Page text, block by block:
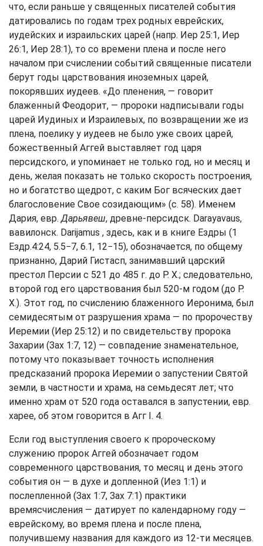
что, если раньше у священных писателей события
датировались по годам трех родных еврейских,
иудейских и израильских царей (напр. Иер 25:1, Иер
26:1, Иер 28:1), то со времени плена и после него
началом при счислении событий священные писатели
берут годы царствования иноземных царей,
покорявших иудеев. «До пленения, — говорит
блаженный Феодорит, — пророки надписывали годы
царей Иудиных и Израилевых, по возвращении же из
плена, поелику у иудеев не было уже своих царей,
божественный Аггей выставляет год царя
персидского, и упоминает не только год, но и месяц и
день, желая показать не только скорость построения,
но и богатство щедрот, с каким Бог всяческих дает
благословение Свое созидающим» (с. 58). Именем
Дария, евр.Дарьявеш, древне-персидск. Darayavaus,
вавилонск. Darijamus , здесь, как и в книге Ездры (1
Ездр.4:24, 5.5−7, 6.1, 12−15), обозначается, по общему
признанно, Дарий Гистасп, занимавший царский
престол Персии с 521 до 485 г. до Р. X.; следовательно,
второй год его царствования был 520-м годом (до Р.
X.). Этот год, по счислению блаженного Иеронима, был
семидесятым от разрушения храма — по пророчеству
Иеремии (Иер 25:12) и по свидетельству пророка
Захарии (Зах 1:7, 12) — совпадение знаменательное,
потому что показывает точность исполнения
предсказаний пророка Иеремии о запустении Святой
земли, в частности и храма, на семьдесят лет; что
именно храм от 520 года оставался в запустении, евр.
харее, об этом говорится в Агг I. 4.
Если год выступления своего к пророческому
служению пророк Аггей обозначает годом
современного царствования, то месяц и день этого
события он — в духе и допленной (Иез 1:1) и
послепленной (Зах 1:7, Зах 7:1) практики
времясчисления — датирует по календарному году —
еврейскому, во время плена и после плена,
получившему названия для каждого из 12-ти месяцев.